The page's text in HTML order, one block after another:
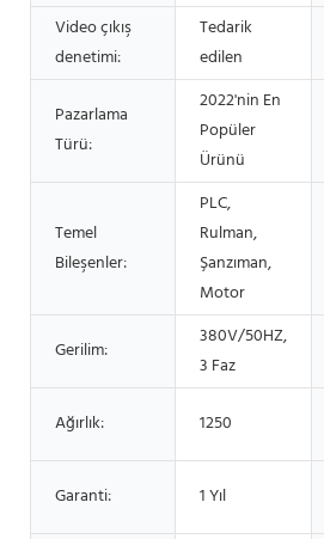
Video çıkış
denetimi:
Tedarik
edilen
Pazarlama
Türü:
2022'nin En
Popüler
Ürünü
Temel
Bileşenler:
PLC,
Rulman,
Şanzıman,
Motor
Gerilim:
380V/50HZ,
3 Faz
Ağırlık: 1250
Garanti: 1 Yıl